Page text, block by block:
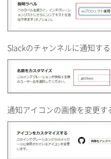
Slackのチャンネルに通知す
通知アイコンの画像を変更